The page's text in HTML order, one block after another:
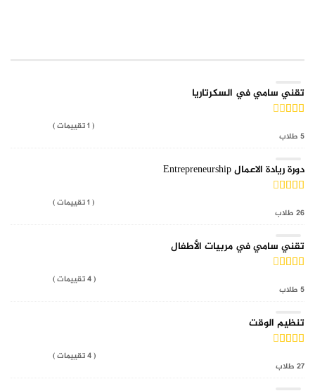
تقني سامي في السكرتاريا
( 1 تقييمات )
5 طلاب
دورة ريادة الاعمال Entrepreneurship
( 1 تقييمات )
26 طلاب
تقني سامي في مربيات الأطفال
( 4 تقييمات )
5 طلاب
تنظيم الوقت
( 4 تقييمات )
27 طلاب